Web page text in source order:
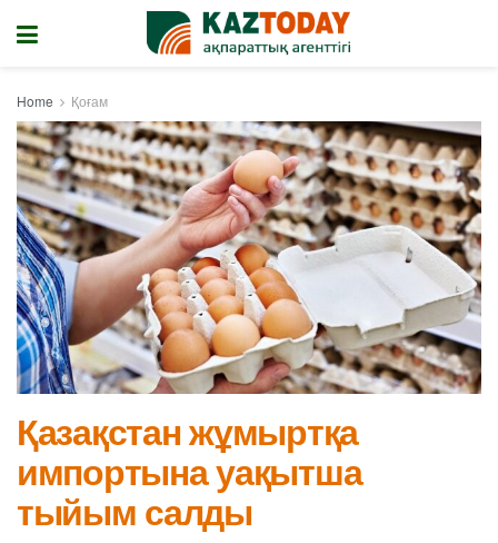
Home Қоғам
Қазақстан жұмыртқа
импортына уақытша
тыйым салды